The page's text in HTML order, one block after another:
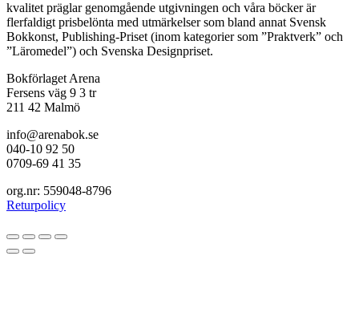
kvalitet präglar genomgående utgivningen och våra böcker är
flerfaldigt prisbelönta med utmärkelser som bland annat Svensk
Bokkonst, Publishing-Priset (inom kategorier som ”Praktverk” och
”Läromedel”) och Svenska Designpriset.
Bokförlaget Arena
Fersens väg 9 3 tr
211 42 Malmö
info@arenabok.se
040-10 92 50
0709-69 41 35
org.nr: 559048-8796
Returpolicy